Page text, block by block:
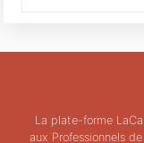
La plate-forme
aux Professionnels